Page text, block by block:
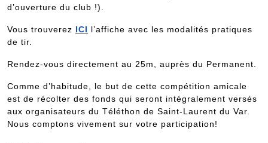
d’ouverture du club !).
Vous trouverez ICI l’affiche avec les modalités pratiques
de tir.
Rendez-vous directement au 25m, auprès du Permanent.
Comme d’habitude, le but de cette compétition amicale
est de récolter des fonds qui seront intégralement versés
aux organisateurs du Téléthon de Saint-Laurent du Var.
Nous comptons vivement sur votre participation!